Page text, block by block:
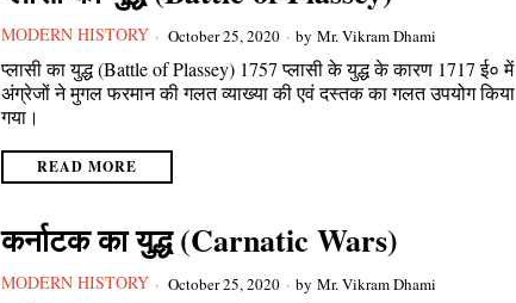
MODERN HISTORY October 25, 2020 by Mr. Vikram Dhami
प्लासी का युद्ध (Battle of Plassey) 1757 प्लासी के युद्ध के कारण 1717 ई० में
अंग्रेजों ने मुगल फरमान की गलत व्याख्या की एवं दस्तक का गलत उपयोग किया
गया।
READ MORE
कर्नाटक का युद्ध (Carnatic Wars)
MODERN HISTORY October 25, 2020 by Mr. Vikram Dhami